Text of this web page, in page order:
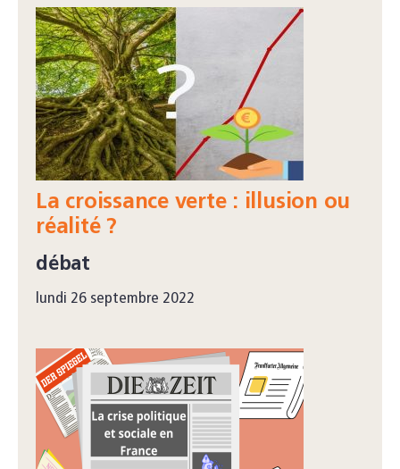
La croissance verte : illusion ou
réalité ?
débat
lundi 26 septembre 2022